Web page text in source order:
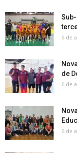
6 de
de
6 de
6 de